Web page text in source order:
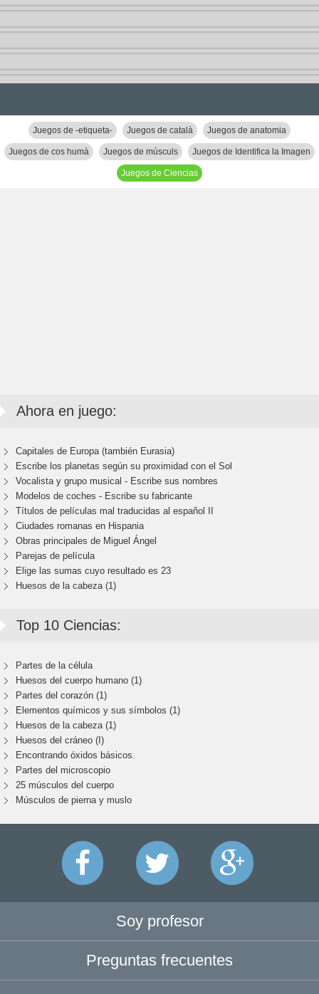
Juegos de -etiqueta- Juegos de català Juegos de anatomia
Juegos de cos humà Juegos de músculs Juegos de Identifica la Imagen
Juegos de Ciencias
Ahora en juego:
Capitales de Europa (también Eurasia)
Escribe los planetas según su proximidad con el Sol
Vocalista y grupo musical - Escribe sus nombres
Modelos de coches - Escribe su fabricante
Títulos de películas mal traducidas al español II
Ciudades romanas en Hispania
Obras principales de Miguel Ángel
Parejas de película
Elige las sumas cuyo resultado es 23
Huesos de la cabeza (1)
Top 10 Ciencias:
Partes de la célula
Huesos del cuerpo humano (1)
Partes del corazón (1)
Elementos químicos y sus símbolos (1)
Huesos de la cabeza (1)
Huesos del cráneo (I)
Encontrando óxidos básicos.
Partes del microscopio
25 músculos del cuerpo
Músculos de pierna y muslo
Soy profesor
Preguntas frecuentes